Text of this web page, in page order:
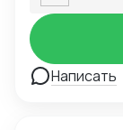
Написать